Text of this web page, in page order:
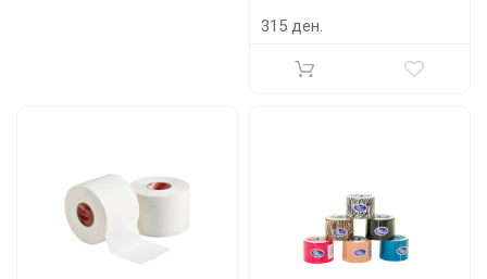
315 ден.